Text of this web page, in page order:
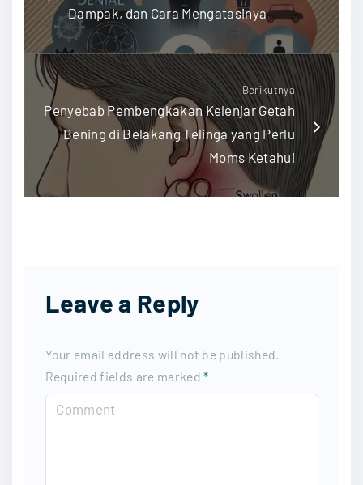
Dampak, dan Cara Mengatasinya
Berikutnya
Penyebab Pembengkakan Kelenjar Getah
Bening di Belakang Telinga yang Perlu
Moms Ketahui
Leave a Reply
Your email address will not be published.
Required fields are marked*